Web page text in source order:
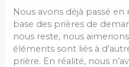
Nous avons déjà passé
base des prières de
nous reste, nous
éléments sont liés à
prière. En réalité, nous